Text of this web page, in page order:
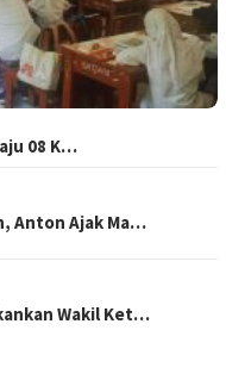
08 K…
Anton Ajak Ma…
Wakil Ket…